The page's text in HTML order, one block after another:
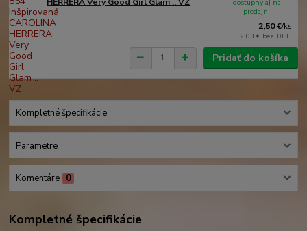
2,50 €/ks
2,03 € bez DPH
dostupný aj na
predajni
Pridať do košíka
Kompletné špecifikácie
Parametre
Komentáre 0
Kompletné špecifikácie